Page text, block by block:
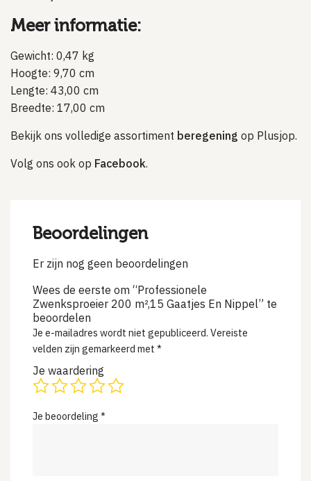
Meer informatie:
Gewicht: 0,47 kg
Hoogte: 9,70 cm
Lengte: 43,00 cm
Breedte: 17,00 cm
Bekijk ons volledige assortiment beregening op Plusjop.
Volg ons ook op Facebook.
Beoordelingen
Er zijn nog geen beoordelingen
Wees de eerste om “Professionele
Zwenksproeier 200 m²,15 Gaatjes En Nippel” te
beoordelen
Je e-mailadres wordt niet gepubliceerd. Vereiste
velden zijn gemarkeerd met *
Je waardering
Je beoordeling *